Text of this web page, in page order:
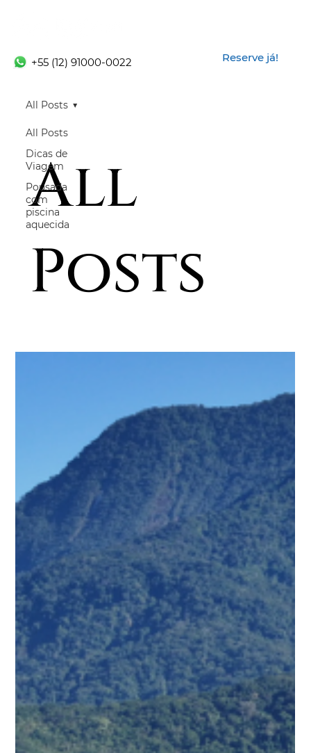
Reserve já!
+55 (12) 91000-0022
All Posts
Dicas de
Viagem
Pousada
com
piscina
aquecida
All Posts
All
Posts